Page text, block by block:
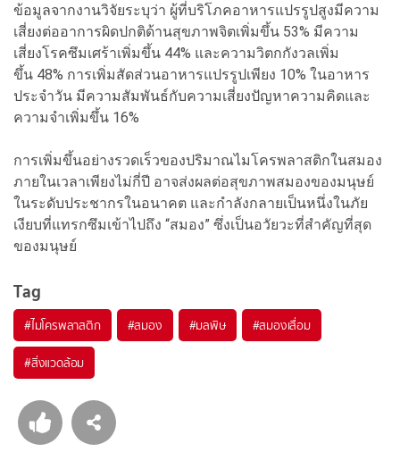
ข้อมูลจากงานวิจัยระบุว่า ผู้ที่บริโภคอาหารแปรรูปสูงมีความ
เสี่ยงต่ออาการผิดปกติด้านสุขภาพจิตเพิ่มขึ้น 53% มีความ
เสี่ยงโรคซึมเศร้าเพิ่มขึ้น 44% และความวิตกกังวลเพิ่ม
ขึ้น 48% การเพิ่มสัดส่วนอาหารแปรรูปเพียง 10% ในอาหาร
ประจำวัน มีความสัมพันธ์กับความเสี่ยงปัญหาความคิดและ
ความจำเพิ่มขึ้น 16%
การเพิ่มขึ้นอย่างรวดเร็วของปริมาณไมโครพลาสติกในสมอง
ภายในเวลาเพียงไม่กี่ปี อาจส่งผลต่อสุขภาพสมองของมนุษย์
ในระดับประชากรในอนาคต และกำลังกลายเป็นหนึ่งในภัย
เงียบที่แทรกซึมเข้าไปถึง “สมอง” ซึ่งเป็นอวัยวะที่สำคัญที่สุด
ของมนุษย์
Tag
#ไมโครพลาสติก #สมอง #มลพิษ #สมองเสื่อม
#สิ่งแวดล้อม